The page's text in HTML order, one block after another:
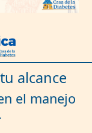
alcance
el manejo